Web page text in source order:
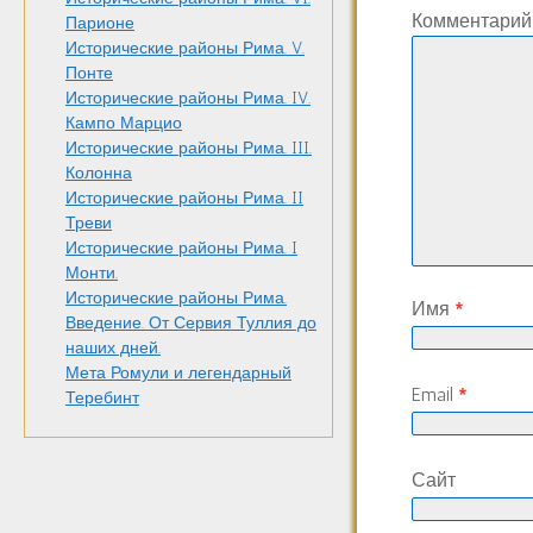
Парионе
Исторические районы Рима. V.
Понте
Исторические районы Рима. IV.
Кампо Марцио
Исторические районы Рима. III.
Колонна
Исторические районы Рима. II
Треви
Исторические районы Рима. I
Монти.
Исторические районы Рима.
Введение. От Сервия Туллия до
наших дней.
Мета Ромули и легендарный
Теребинт
Имя*
Email*
Сайт